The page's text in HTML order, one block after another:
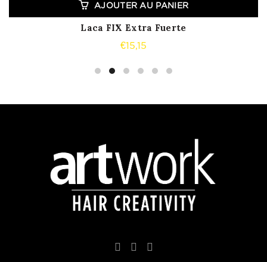
AJOUTER AU PANIER
Laca FIX Extra Fuerte
€15,15